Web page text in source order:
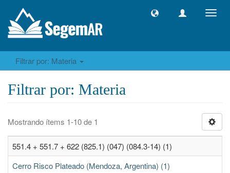
Filtrar por: Materia
Filtrar por: Materia
Mostrando ítems 1-10 de 1
551.4 + 551.7 + 622 (825.1) (047) (084.3-14) (1)
Cerro Risco Plateado (Mendoza, Argentina) (1)